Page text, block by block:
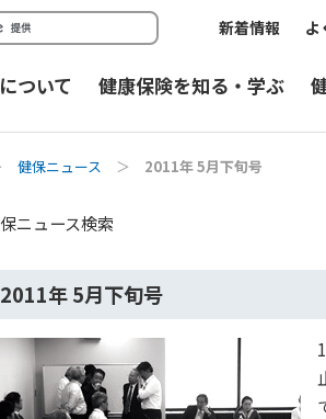
新着情報 よ
ついて 健康保険を知る・学ぶ
健保ニュース ＞ 2011年 5月下旬号
ニュース検索
2011年 5月下旬号